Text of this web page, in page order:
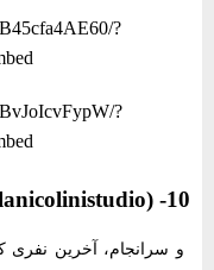
?
?
10- Donatella Nicolini (donatellanicolinistudio)